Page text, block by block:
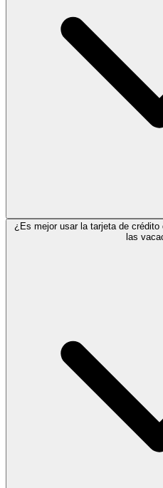
¿Es mejor usar la tarjeta de
las